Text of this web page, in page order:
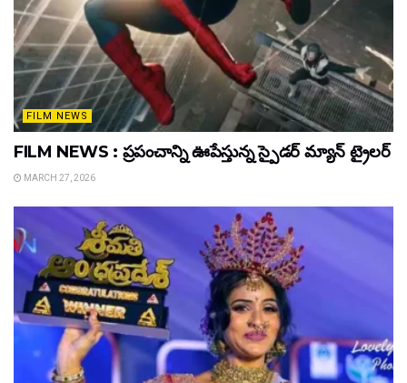
FILM NEWS
FILM NEWS : ప్రపంచాన్ని ఊపేస్తున్న స్పైడర్ మ్యాన్ ట్రైలర్
MARCH 27, 2026